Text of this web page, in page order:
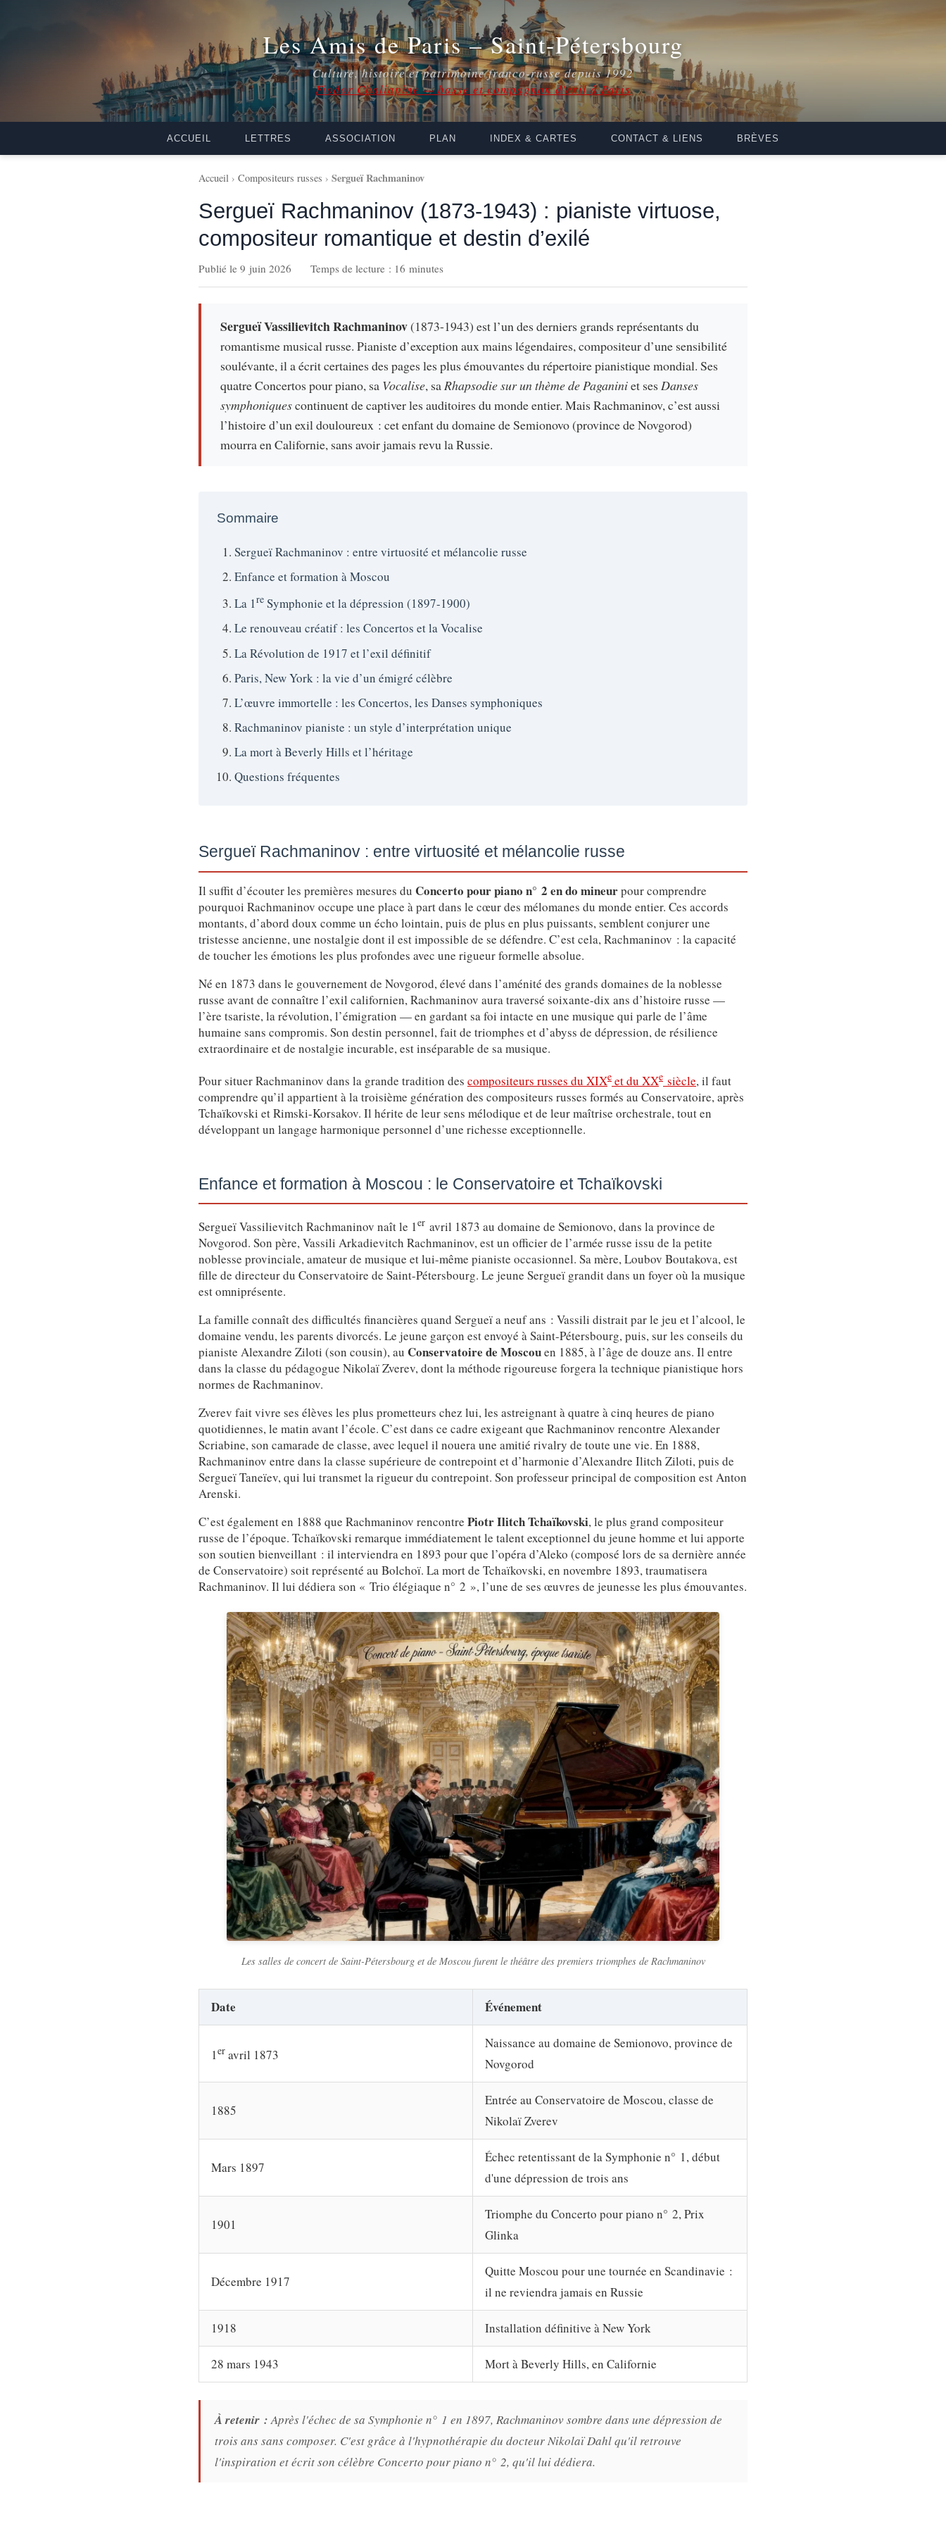
Les Amis de Paris – Saint-Pétersbourg
Culture, histoire et patrimoine franco-russe depuis 1992
Fiodor Chaliapine — basse et compagnon d'exil à Paris
ACCUEIL LETTRES ASSOCIATION PLAN INDEX & CARTES CONTACT & LIENS BRÈVES
Accueil › Compositeurs russes › Sergueï Rachmaninov
Sergueï Rachmaninov (1873-1943) : pianiste virtuose,
compositeur romantique et destin d’exilé
Publié le 9 juin 2026 Temps de lecture : 16 minutes
Sergueï Vassilievitch Rachmaninov(1873-1943) est l’un des derniers grands représentants du
romantisme musical russe. Pianiste d’exception aux mains légendaires, compositeur d’une sensibilité
soulévante, il a écrit certaines des pages les plus émouvantes du répertoire pianistique mondial. Ses
quatre Concertos pour piano, sa Vocalise, sa Rhapsodie sur un thème de Paganiniet ses Danses
symphoniquescontinuent de captiver les auditoires du monde entier. Mais Rachmaninov, c’est aussi
l’histoire d’un exil douloureux : cet enfant du domaine de Semionovo (province de Novgorod)
mourra en Californie, sans avoir jamais revu la Russie.
Sommaire
Sergueï Rachmaninov : entre virtuosité et mélancolie russe
Enfance et formation à Moscou
La 1re Symphonie et la dépression (1897-1900)
Le renouveau créatif : les Concertos et la Vocalise
La Révolution de 1917 et l’exil définitif
Paris, New York : la vie d’un émigré célèbre
L’œuvre immortelle : les Concertos, les Danses symphoniques
Rachmaninov pianiste : un style d’interprétation unique
La mort à Beverly Hills et l’héritage
Questions fréquentes
Sergueï Rachmaninov : entre virtuosité et mélancolie russe
Il suffit d’écouter les premières mesures du Concerto pour piano n° 2 en do mineurpour comprendre
pourquoi Rachmaninov occupe une place à part dans le cœur des mélomanes du monde entier. Ces accords
montants, d’abord doux comme un écho lointain, puis de plus en plus puissants, semblent conjurer une
tristesse ancienne, une nostalgie dont il est impossible de se défendre. C’est cela, Rachmaninov : la capacité
de toucher les émotions les plus profondes avec une rigueur formelle absolue.
Né en 1873 dans le gouvernement de Novgorod, élevé dans l’aménité des grands domaines de la noblesse
russe avant de connaître l’exil californien, Rachmaninov aura traversé soixante-dix ans d’histoire russe —
l’ère tsariste, la révolution, l’émigration — en gardant sa foi intacte en une musique qui parle de l’âme
humaine sans compromis. Son destin personnel, fait de triomphes et d’abyss de dépression, de résilience
extraordinaire et de nostalgie incurable, est inséparable de sa musique.
Pour situer Rachmaninov dans la grande tradition des compositeurs russes du XIXe et du XXe siècle, il faut
comprendre qu’il appartient à la troisième génération des compositeurs russes formés au Conservatoire, après
Tchaïkovski et Rimski-Korsakov. Il hérite de leur sens mélodique et de leur maîtrise orchestrale, tout en
développant un langage harmonique personnel d’une richesse exceptionnelle.
Enfance et formation à Moscou : le Conservatoire et Tchaïkovski
Sergueï Vassilievitch Rachmaninov naît le 1er avril 1873 au domaine de Semionovo, dans la province de
Novgorod. Son père, Vassili Arkadievitch Rachmaninov, est un officier de l’armée russe issu de la petite
noblesse provinciale, amateur de musique et lui-même pianiste occasionnel. Sa mère, Loubov Boutakova, est
fille de directeur du Conservatoire de Saint-Pétersbourg. Le jeune Sergueï grandit dans un foyer où la musique
est omniprésente.
La famille connaît des difficultés financières quand Sergueï a neuf ans : Vassili distrait par le jeu et l’alcool, le
domaine vendu, les parents divorcés. Le jeune garçon est envoyé à Saint-Pétersbourg, puis, sur les conseils du
pianiste Alexandre Ziloti (son cousin), au Conservatoire de Moscouen 1885, à l’âge de douze ans. Il entre
dans la classe du pédagogue Nikolaï Zverev, dont la méthode rigoureuse forgera la technique pianistique hors
normes de Rachmaninov.
Zverev fait vivre ses élèves les plus prometteurs chez lui, les astreignant à quatre à cinq heures de piano
quotidiennes, le matin avant l’école. C’est dans ce cadre exigeant que Rachmaninov rencontre Alexander
Scriabine, son camarade de classe, avec lequel il nouera une amitié rivalry de toute une vie. En 1888,
Rachmaninov entre dans la classe supérieure de contrepoint et d’harmonie d’Alexandre Ilitch Ziloti, puis de
Sergueï Taneïev, qui lui transmet la rigueur du contrepoint. Son professeur principal de composition est Anton
Arenski.
C’est également en 1888 que Rachmaninov rencontre Piotr Ilitch Tchaïkovski, le plus grand compositeur
russe de l’époque. Tchaïkovski remarque immédiatement le talent exceptionnel du jeune homme et lui apporte
son soutien bienveillant : il interviendra en 1893 pour que l’opéra d’Aleko (composé lors de sa dernière année
de Conservatoire) soit représenté au Bolchoï. La mort de Tchaïkovski, en novembre 1893, traumatisera
Rachmaninov. Il lui dédiera son « Trio élégiaque n° 2 », l’une de ses œuvres de jeunesse les plus émouvantes.
Les salles de concert de Saint-Pétersbourg et de Moscou furent le théâtre des premiers triomphes de Rachmaninov
Date Événement
1 er avril 1873
Naissance au domaine de Semionovo, province de
Novgorod
1885
Entrée au Conservatoire de Moscou, classe de
Nikolaï Zverev
Mars 1897
Échec retentissant de la Symphonie n° 1, début
d'une dépression de trois ans
1901
Triomphe du Concerto pour piano n° 2, Prix
Glinka
Décembre 1917
Quitte Moscou pour une tournée en Scandinavie :
il ne reviendra jamais en Russie
1918 Installation définitive à New York
28 mars 1943 Mort à Beverly Hills, en Californie
À retenir :Après l'échec de sa Symphonie n° 1 en 1897, Rachmaninov sombre dans une dépression de
trois ans sans composer. C'est grâce à l'hypnothérapie du docteur Nikolaï Dahl qu'il retrouve
l'inspiration et écrit son célèbre Concerto pour piano n° 2, qu'il lui dédiera.